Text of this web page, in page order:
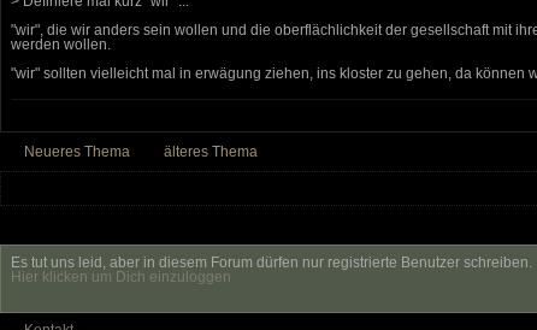
"wir", die wir anders sein wollen und die oberflächlichkeit der gesellschaft mit
werden wollen.
"wir" sollten vielleicht mal in erwägung ziehen, ins kloster zu gehen, da können
Neueres Thema älteres Thema
Es tut uns leid, aber in diesem Forum dürfen nur registrierte Benutzer schreiben.
Hier klicken um Dich einzuloggen